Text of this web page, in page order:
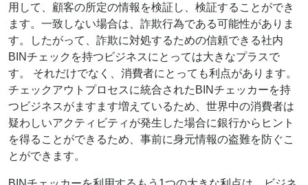
用して、顧客の所定の情報を検証し、検証することができ
ます。一致しない場合は、詐欺行為である可能性がありま
す。したがって、詐欺に対処するための信頼できる社内
BINチェックを持つビジネスにとっては大きなプラスで
す。 それだけでなく、消費者にとっても利点があります。
チェックアウトプロセスに統合されたBINチェッカーを持
つビジネスがますます増えているため、世界中の消費者は
疑わしいアクティビティが発生した場合に銀行からヒント
を得ることができるため、事前に身元情報の盗難を防ぐこ
とができます。